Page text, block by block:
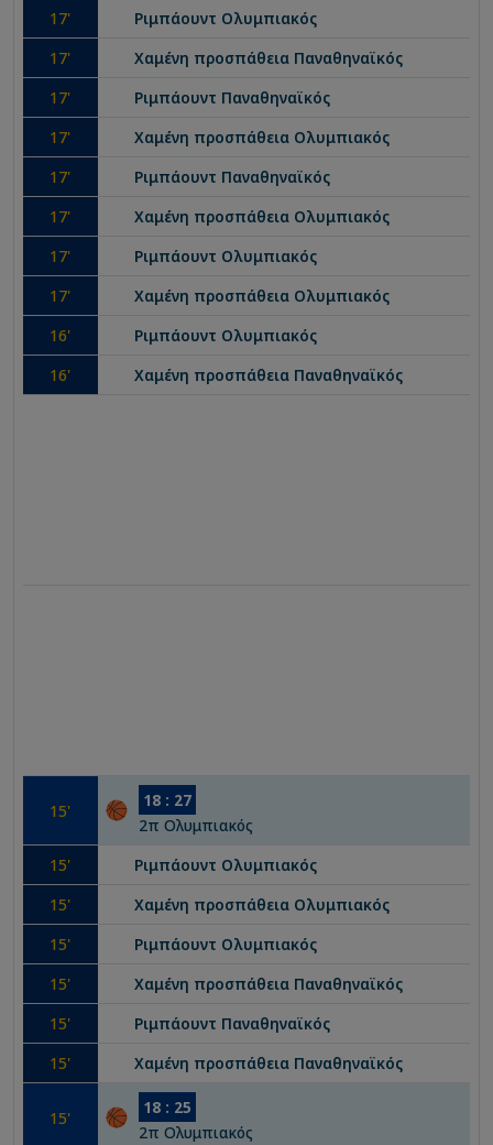
17' Ριμπάουντ Ολυμπιακός
17' Χαμένη προσπάθεια Παναθηναϊκός
17' Ριμπάουντ Παναθηναϊκός
17' Χαμένη προσπάθεια Ολυμπιακός
17' Ριμπάουντ Παναθηναϊκός
17' Χαμένη προσπάθεια Ολυμπιακός
17' Ριμπάουντ Ολυμπιακός
17' Χαμένη προσπάθεια Ολυμπιακός
16' Ριμπάουντ Ολυμπιακός
16' Χαμένη προσπάθεια Παναθηναϊκός
15' 18 : 27
2π Ολυμπιακός
15' Ριμπάουντ Ολυμπιακός
15' Χαμένη προσπάθεια Ολυμπιακός
15' Ριμπάουντ Ολυμπιακός
15' Χαμένη προσπάθεια Παναθηναϊκός
15' Ριμπάουντ Παναθηναϊκός
15' Χαμένη προσπάθεια Παναθηναϊκός
15' 18 : 25
2π Ολυμπιακός